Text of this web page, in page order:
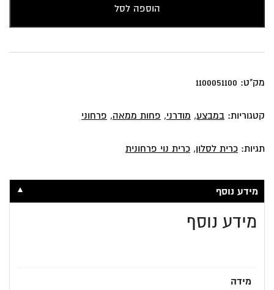
נוי
פרחים
הוספה לסל
מק"ט: 1100051100
קטגוריות: במבצע, מודרני, פחות ממאה, פרחוני
תגיות: כרית לסלון, כרית נוי פרחונית
מידע נוסף ▼
מידע נוסף
מידה